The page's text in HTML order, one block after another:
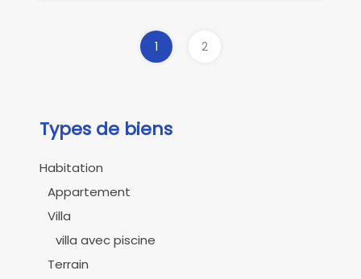
1 2
Types de biens
Habitation
Appartement
Villa
villa avec piscine
Terrain